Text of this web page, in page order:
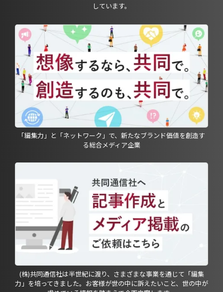
しています。
「編集力」と「ネットワーク」で、新たなブランド価値を創造す
る総合メディア企業
(株)共同通信社は半世紀に渡り、さまざまな事業を通じて「編集
力」を培ってきました。お客様が世の中に訴えたいこと、世の中が